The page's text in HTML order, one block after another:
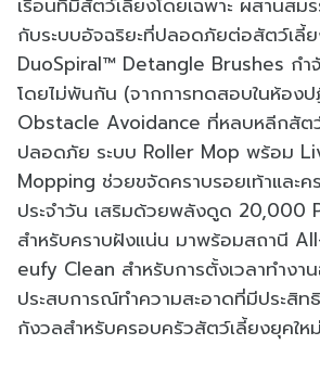
กับระบบอัจฉริยะที่ปลอดภัยต่อสัตว์เลี้
DuoSpiral™ Detangle Brushes กำ
โดยไม่พันกัน (จากการทดสอบในห้อง
Obstacle Avoidance ที่หลบหลีกสัต
ปลอดภัย ระบบ Roller Mop พร้อม
Mopping ช่วยขจัดคราบรอยเท้าและค
ประจำวัน เสริมด้วยพลังดูด 20,000
สำหรับคราบฝังแน่น มาพร้อมสถานี
eufy Clean สำหรับการตั้งเวลาทำงา
ประสบการณ์ทำความสะอาดที่มีประสิท
กังวลสำหรับครอบครัวสัตว์เลี้ยงยุคใหม่